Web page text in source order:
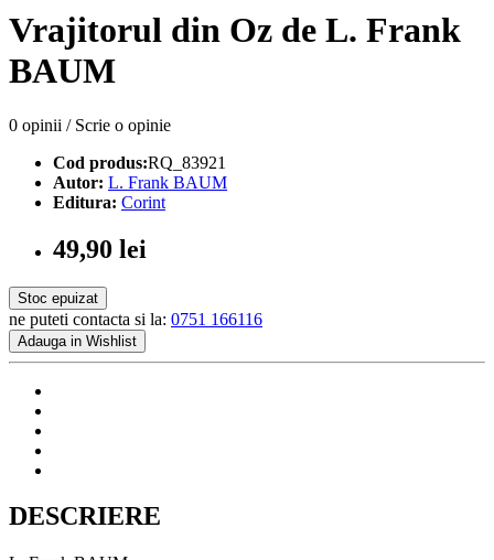
Vrajitorul din Oz de L. Frank
BAUM
0 opinii / Scrie o opinie
Cod produs:RQ_83921
Autor: L. Frank BAUM
Editura: Corint
49,90 lei
Stoc epuizat
ne puteti contacta si la: 0751 166116
Adauga in Wishlist
DESCRIERE